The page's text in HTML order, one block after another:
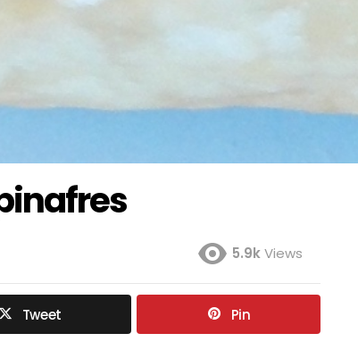
5.9kViews
Tweet Pin